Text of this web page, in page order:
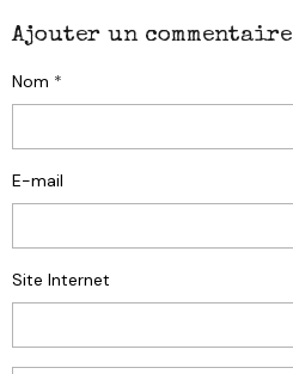
Ajouter un commentaire
Nom
E-mail
Site Internet